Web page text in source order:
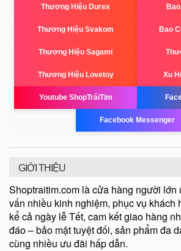
Thương Hiệu Durex
Thương Hiệu Svakom Bao
Thương Hiệu Sagami
Thương Hiệu Lovetoy Xu
Youtube ShopTráiTim
Facebook Messenger
GIỚI THIỆU
Shoptraitim.com là cửa hàng người lớn
vấn nhiều kinh nghiệm, phục vụ khách
kể cả ngày lễ Tết, cam kết giao hàng
đáo – bảo mật tuyệt đối, sản phẩm đa
cùng nhiều ưu đãi hấp dẫn.